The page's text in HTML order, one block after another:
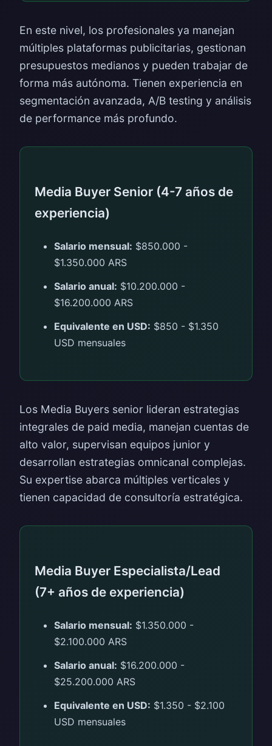
En este nivel, los profesionales ya manejan
múltiples plataformas publicitarias, gestionan
presupuestos medianos y pueden trabajar de
forma más autónoma. Tienen experiencia en
segmentación avanzada, A/B testing y análisis
de performance más profundo.
Media Buyer Senior (4-7 años de
experiencia)
Salario mensual: $850.000 -
$1.350.000 ARS
Salario anual: $10.200.000 -
$16.200.000 ARS
Equivalente en USD: $850 - $1.350
USD mensuales
Los Media Buyers senior lideran estrategias
integrales de paid media, manejan cuentas de
alto valor, supervisan equipos junior y
desarrollan estrategias omnicanal complejas.
Su expertise abarca múltiples verticales y
tienen capacidad de consultoría estratégica.
Media Buyer Especialista/Lead
(7+ años de experiencia)
Salario mensual: $1.350.000 -
$2.100.000 ARS
Salario anual: $16.200.000 -
$25.200.000 ARS
Equivalente en USD: $1.350 - $2.100
USD mensuales